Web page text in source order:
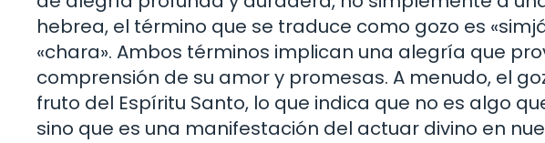
hebrea, el término que se traduce como gozo es
«chara». Ambos términos implican una alegría que
comprensión de su amor y promesas. A menudo, el
fruto del Espíritu Santo, lo que indica que no es algo
sino que es una manifestación del actuar divino en